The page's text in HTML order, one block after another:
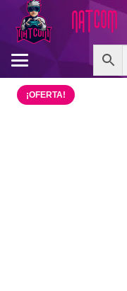
¡OFERTA!